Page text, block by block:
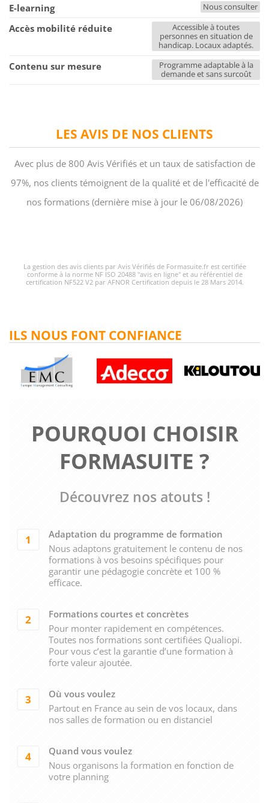
LES AVIS DE NOS CLIENTS
Avec plus de 800 Avis Vérifiés et un taux de satisfaction de
97%, nos clients témoignent de la qualité et de l'efficacité de
nos formations (dernière mise à jour le 06/08/2026)
La gestion des avis clients par Avis Vérifiés de Formasuite.fr est certifiée
conforme à la norme NF ISO 20488 "avis en ligne" et au référentiel de
certification NF522 V2 par AFNOR Certification depuis le 28 Mars 2014.
POURQUOI CHOISIR
FORMASUITE ?
Découvrez nos atouts !
1
Adaptation du programme de formation
Nous adaptons gratuitement le contenu de nos
formations à vos besoins spécifiques pour
garantir une pédagogie concrète et 100 %
efficace.
2
Formations courtes et concrètes
Pour monter rapidement en compétences.
Toutes nos formations sont certifiées Qualiopi.
Pour vous c’est la garantie d’une formation à
forte valeur ajoutée.
3
Où vous voulez
Partout en France au sein de vos locaux, dans
nos salles de formation ou en distanciel
4
Quand vous voulez
Nous organisons la formation en fonction de
votre planning
ILS NOUS FONT CONFIANCE
E-learning Nous consulter
Accès mobilité réduite
Accessible à toutes
personnes en situation de
handicap. Locaux adaptés.
Contenu sur mesure
Programme adaptable à la
demande et sans surcoût